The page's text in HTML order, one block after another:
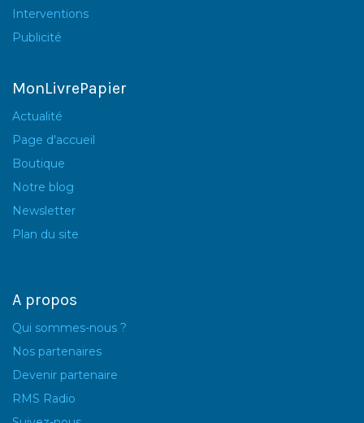
Interventions
Publicité
MonLivrePapier
Actualité
Page d'accueil
Boutique
Notre blog
Newsletter
Plan du site
A propos
Qui sommes-nous ?
Nos partenaires
Devenir partenaire
RMS Radio